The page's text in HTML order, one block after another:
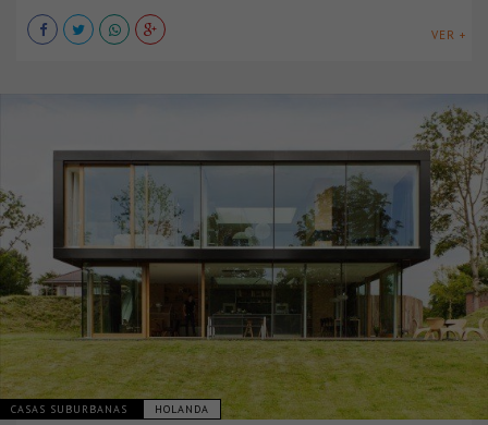
VER +
CASAS SUBURBANAS HOLANDA